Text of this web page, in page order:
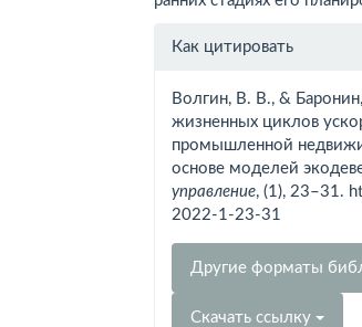
Информация
Как цитировать
Волгин, В. В., &
жизненных циклов
промышленной
основе моделей
управление, (1), 23–31.
2022-1-23-31
Другие форматы
Скачать ссылку